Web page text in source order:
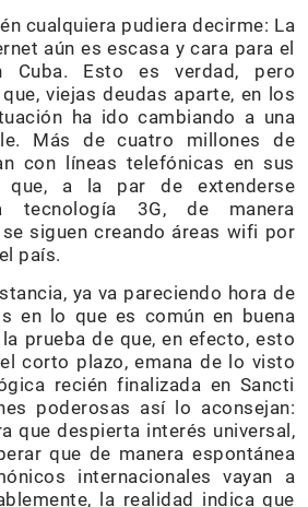
cualquiera pudiera decirme: La
aún es escasa y cara para el
Cuba. Esto es verdad, pero
viejas deudas aparte, en los
ha ido cambiando a una
Más de cuatro millones de
con líneas telefónicas en sus
que, a la par de extenderse
tecnología 3G, de manera
siguen creando áreas wifi por
país.
ya va pareciendo hora de
en lo que es común en buena
prueba de que, en efecto, esto
corto plazo, emana de lo visto
recién finalizada en Sancti
poderosas así lo aconsejan:
que despierta interés universal,
que de manera espontánea
internacionales vayan a
la realidad indica que